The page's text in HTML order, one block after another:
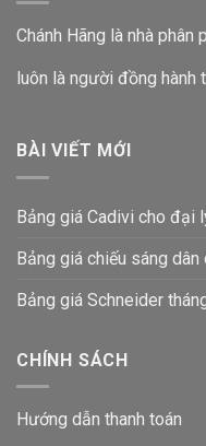
Chánh Hãng là nhà
luôn là người đồng hành
BÀI VIẾT MỚI
Bảng giá Cadivi cho đại
Bảng giá chiếu sáng
Bảng giá Schneider
CHÍNH SÁCH
Hướng dẫn thanh toán